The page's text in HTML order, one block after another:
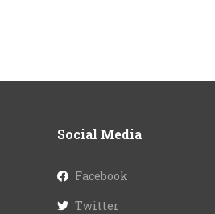
Social Media
Facebook
Twitter